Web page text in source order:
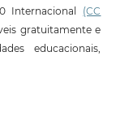
Internacional (CC
gratuitamente e
educacionais,